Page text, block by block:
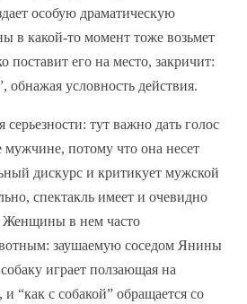
особую драматическую
в какой-то момент тоже возьмет
поставит его на место, закричит:
условность действия.
серьезности: тут важно дать голос
потому что она несет
дискурс и критикует мужской
спектакль имеет и очевидно
в нем часто
заушаемую соседом Янины
играет ползающая на
“как с собакой” обращается со